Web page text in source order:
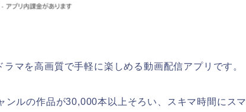
マを高画質で手軽に楽しめる動画配信アプリです。
ンルの作品が30,000本以上そろい、スキマ時間にスマ